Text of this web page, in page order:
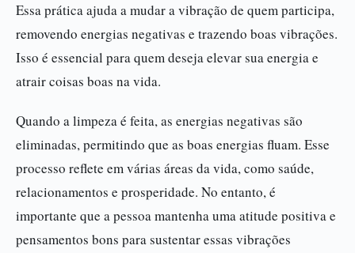
Essa prática ajuda a mudar a vibração de quem participa,
removendo energias negativas e trazendo boas vibrações.
Isso é essencial para quem deseja elevar sua energia e
atrair coisas boas na vida.
Quando a limpeza é feita, as energias negativas são
eliminadas, permitindo que as boas energias fluam. Esse
processo reflete em várias áreas da vida, como saúde,
relacionamentos e prosperidade. No entanto, é
importante que a pessoa mantenha uma atitude positiva e
pensamentos bons para sustentar essas vibrações